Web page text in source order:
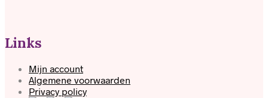
Links
Mijn account
Algemene voorwaarden
Privacy policy